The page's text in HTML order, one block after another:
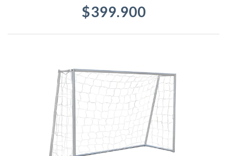
$399.900